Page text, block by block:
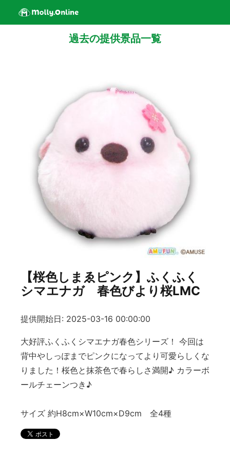
過去の提供景品一覧
【桜色しまゑピンク】ふくふく
シマエナガ 春色びより桜LMC
提供開始日: 2025-03-16 00:00:00
大好評ふくふくシマエナガ春色シリーズ！ 今回は
背中やしっぽまでピンクになってより可愛らしくな
りました！桜色と抹茶色で春らしさ満開♪ カラーボ
ールチェーンつき♪
サイズ 約H8cm×W10cm×D9cm 全4種